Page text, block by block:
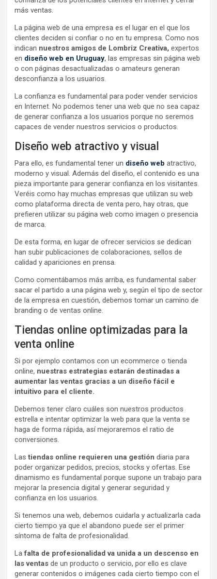
más ventas.
La página web de una empresa es el lugar en el que los
clientes deciden si confiar o no en tu empresa. Como nos
indican nuestros amigos de Lombriz Creativa, expertos
en diseño web en Uruguay, las empresas sin página web
o con páginas desactualizadas o amateurs generan
desconfianza a los usuarios.
La confianza es fundamental para poder vender servicios
en Internet. No podemos tener una web que no sea capaz
de generar confianza a los usuarios porque no seremos
capaces de vender nuestros servicios o productos.
Diseño web atractivo y visual
Para ello, es fundamental tener un diseño web atractivo,
moderno y visual. Además del diseño, el contenido es una
pieza importante para generar confianza en los visitantes.
Veréis como hay muchas empresas que utilizan su web
como plataforma directa de venta pero, hay otras, que
prefieren utilizar su página web como imagen o presencia
de marca.
De esta forma, en lugar de ofrecer servicios se dedican
han subir publicaciones de colaboraciones, sellos de
calidad y apariciones en prensa.
Como comentábamos más arriba, es fundamental saber
sacar el partido a una página web y, según el tipo de sector
de la empresa en cuestión, debemos tomar un camino de
branding o de ventas online.
Tiendas online optimizadas para la
venta online
Si por ejemplo contamos con un ecommerce o tienda
online, nuestras estrategias estarán destinadas a
aumentar las ventas gracias a un diseño fácil e
intuitivo para el cliente.
Debemos tener claro cuáles son nuestros productos
estrella e intentar optimizar la web para que la venta se
haga de forma rápida, así mejoraremos el ratio de
conversiones.
Las tiendas online requieren una gestión diaria para
poder organizar pedidos, precios, stocks y ofertas. Ese
dinamismo es fundamental porque supone un trabajo para
mejorar la presencia digital y generar seguridad y
confianza en los usuarios.
Si tenemos una web, debemos cuidarla y actualizarla cada
cierto tiempo ya que el abandono puede ser el primer
síntoma de falta de profesionalidad.
Lafalta de profesionalidad va unida a un descenso en
las ventas de un producto o servicio, por ello es clave
generar contenidos o imágenes cada cierto tiempo con el